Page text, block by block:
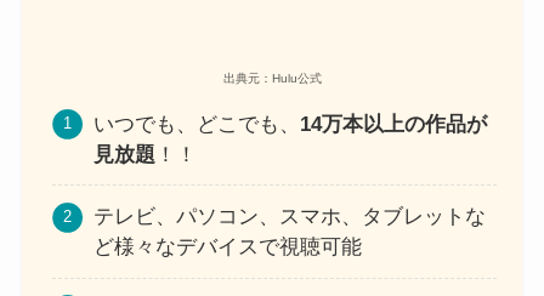
出典元：Hulu公式
いつでも、どこでも、 14万本以上の作品が
見放題 ！！
テレビ、パソコン、スマホ、タブレットな
ど様々なデバイスで視聴可能